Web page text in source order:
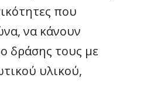
που
να κάνουν
δράσης τους με
υλικού,